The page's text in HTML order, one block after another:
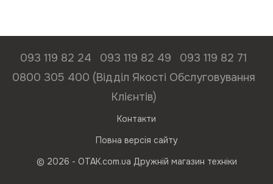
093 119 82 24 093 119 82 49
093 119 82 71
0800 305 400 (Відділ Якості Обслуговування
Клієнтів)
Контакти
Повна версія сайту
© 2026 - ОТАК.com.ua Дружній магазин техніки